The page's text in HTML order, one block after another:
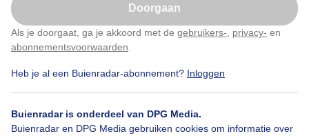
Doorgaan
Als je doorgaat, ga je akkoord met de gebruikers- privacy- en
abonnementsvoorwaarden
Heb je al een Buienradar-abonnement? Inloggen
Buienradar is onderdeel van DPG Media.
Buienradar en DPG Media gebruiken cookies om informatie over
Door: Jonathan van Meggelen Gemaakt: 02-06-2026, 69x bekeken
Dieren
Bekijk slideshow
Klik hierom dit aan te passen